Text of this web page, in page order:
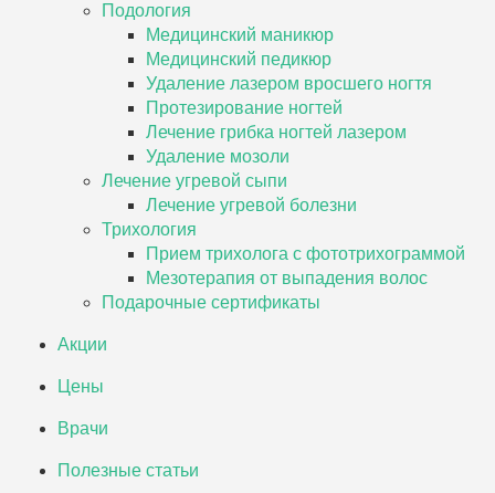
Подология
Медицинский маникюр
Медицинский педикюр
Удаление лазером вросшего ногтя
Протезирование ногтей
Лечение грибка ногтей лазером
Удаление мозоли
Лечение угревой сыпи
Лечение угревой болезни
Трихология
Прием трихолога с фототрихограммой
Мезотерапия от выпадения волос
Подарочные сертификаты
Акции
Цены
Врачи
Полезные статьи